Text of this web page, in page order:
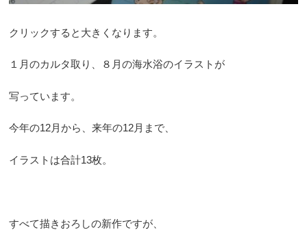
クリックすると大きくなります。
１月のカルタ取り、８月の海水浴のイラストが
写っています。
今年の12月から、来年の12月まで、
イラストは合計13枚。
すべて描きおろしの新作ですが、